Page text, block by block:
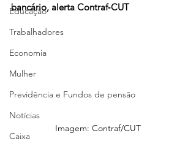
Educação
Trabalhadores
Economia
Mulher
Previdência e Fundos de pensão
Notícias
Caixa
bancário, alerta Contraf‑CUT
Imagem: Contraf/CUT